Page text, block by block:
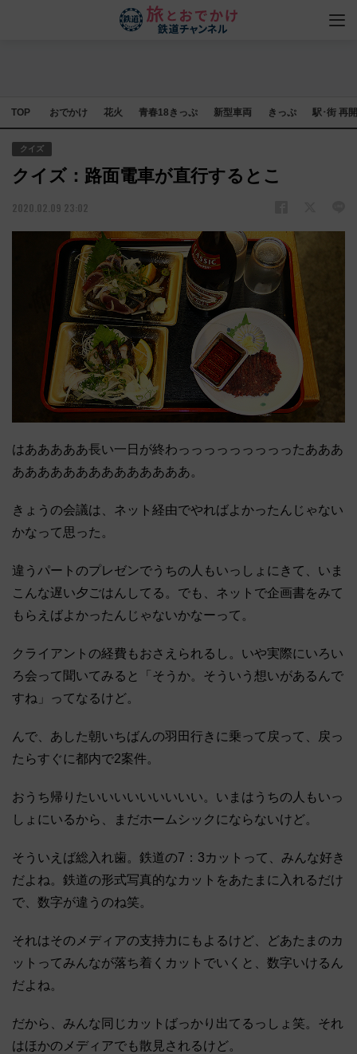
TOP おでかけ 花火 青春18きっぷ 新型車両 きっぷ 駅･街 再
クイズ
クイズ：路面電車が直行するとこ
2020.02.09 23:02
はあああああ長い一日が終わっっっっっっっっったあああ
ああああああああああああああ。
きょうの会議は、ネット経由でやればよかったんじゃない
かなって思った。
違うパートのプレゼンでうちの人もいっしょにきて、いま
こんな遅い夕ごはんしてる。でも、ネットで企画書をみて
もらえばよかったんじゃないかなーって。
クライアントの経費もおさえられるし。いや実際にいろい
ろ会って聞いてみると「そうか。そういう想いがあるんで
すね」ってなるけど。
んで、あした朝いちばんの羽田行きに乗って戻って、戻っ
たらすぐに都内で2案件。
おうち帰りたいいいいいいいいい。いまはうちの人もいっ
しょにいるから、まだホームシックにならないけど。
そういえば総入れ歯。鉄道の7：3カットって、みんな好き
だよね。鉄道の形式写真的なカットをあたまに入れるだけ
で、数字が違うのね笑。
それはそのメディアの支持力にもよるけど、どあたまのカ
ットってみんなが落ち着くカットでいくと、数字いけるん
だよね。
だから、みんな同じカットばっかり出てるっしょ笑。それ
はほかのメディアでも散見されるけど。